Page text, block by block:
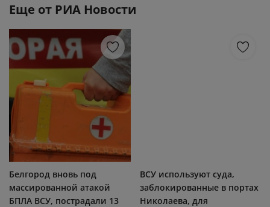
Еще от РИА Новости
Белгород вновь под
массированной атакой
БПЛА ВСУ, пострадали 13
ВСУ используют суда,
заблокированные в портах
Николаева, для